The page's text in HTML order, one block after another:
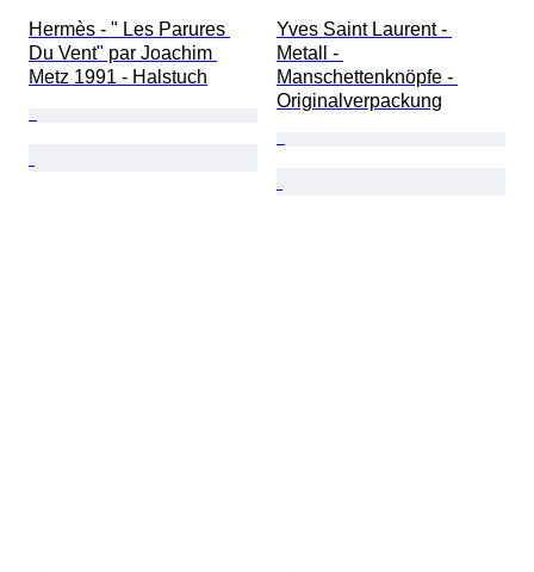
Hermès - " Les Parures
Du Vent" par Joachim
Metz 1991 - Halstuch
Yves Saint Laurent -
Metall -
Manschettenknöpfe -
Originalverpackung